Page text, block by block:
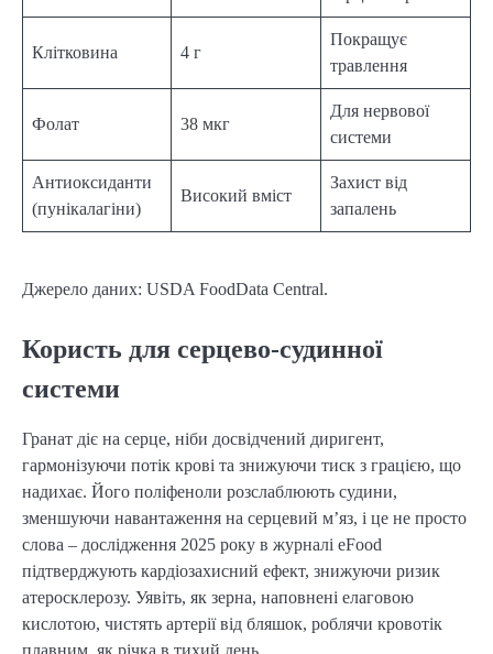
Клітковина 4 г
Покращує
травлення
Фолат 38 мкг
Для нервової
системи
Антиоксиданти
(пунікалагіни)
Високий вміст
Захист від
запалень
Джерело даних: USDA FoodData Central.
Користь для серцево-судинної
системи
Гранат діє на серце, ніби досвідчений диригент,
гармонізуючи потік крові та знижуючи тиск з грацією, що
надихає. Його поліфеноли розслаблюють судини,
зменшуючи навантаження на серцевий м’яз, і це не просто
слова – дослідження 2025 року в журналі eFood
підтверджують кардіозахисний ефект, знижуючи ризик
атеросклерозу. Уявіть, як зерна, наповнені елаговою
кислотою, чистять артерії від бляшок, роблячи кровотік